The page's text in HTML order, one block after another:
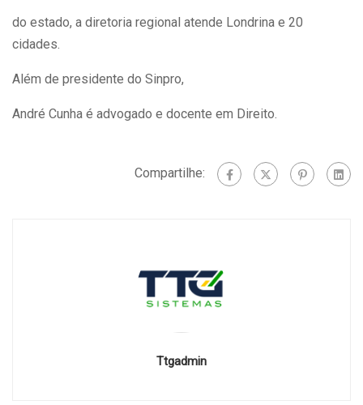
do estado, a diretoria regional atende Londrina e 20
cidades.
Além de presidente do Sinpro,
André Cunha é advogado e docente em Direito.
Compartilhe:
Ttgadmin